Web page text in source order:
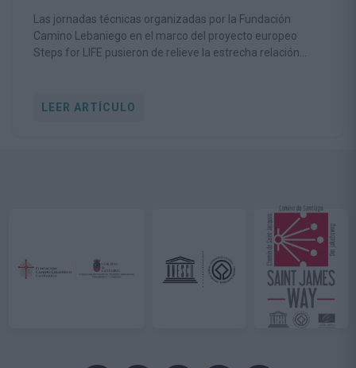
conservación del medio natural
Las jornadas técnicas organizadas por la Fundación
Camino Lebaniego en el marco del proyecto europeo
Steps for LIFE pusieron de relieve la estrecha relación
LEER ARTÍCULO